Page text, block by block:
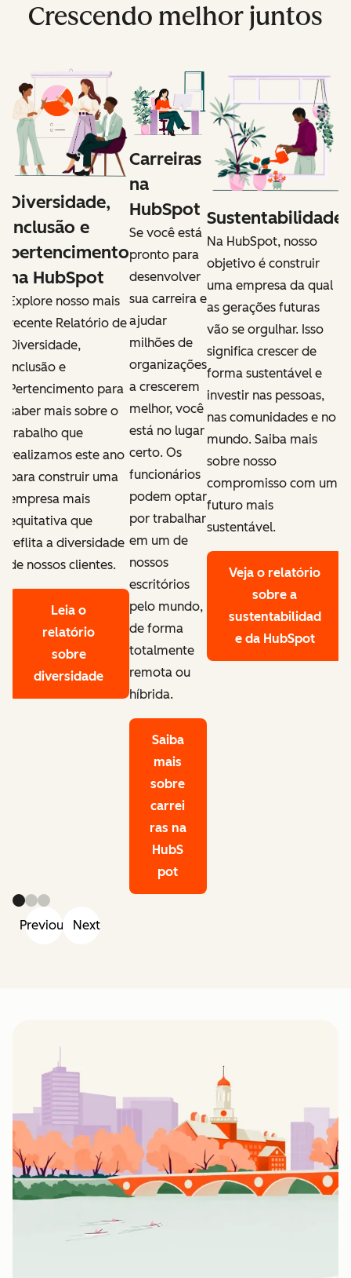
Crescendo melhor juntos
Diversidade,
inclusão e
pertencimento
na HubSpot
Explore nosso mais
recente Relatório de
Diversidade,
Inclusão e
Pertencimento para
saber mais sobre o
trabalho que
realizamos este ano
para construir uma
empresa mais
equitativa que
reflita a diversidade
de nossos clientes.
Leia o
relatório
sobre
diversidade
Carreiras
na
HubSpot
Se você está
pronto para
desenvolver
sua carreira e
ajudar
milhões de
organizações
a crescerem
melhor, você
está no lugar
certo. Os
funcionários
podem optar
por trabalhar
em um de
nossos
escritórios
pelo mundo,
de forma
totalmente
remota ou
híbrida.
Saiba
mais
sobre
carrei
ras na
HubS
pot
Sustentabilidade
Na HubSpot, nosso
objetivo é construir
uma empresa da qual
as gerações futuras
vão se orgulhar. Isso
significa crescer de
forma sustentável e
investir nas pessoas,
nas comunidades e no
mundo. Saiba mais
sobre nosso
compromisso com um
futuro mais
sustentável.
Veja o relatório
sobre a
sustentabilidad
e da HubSpot
Previous Next